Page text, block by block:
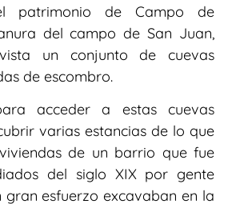
patrimonio de Campo de
del campo de San Juan,
un conjunto de cuevas
de escombro.
acceder a estas cuevas
varias estancias de lo que
de un barrio que fue
del siglo XIX por gente
gran esfuerzo excavaban en la